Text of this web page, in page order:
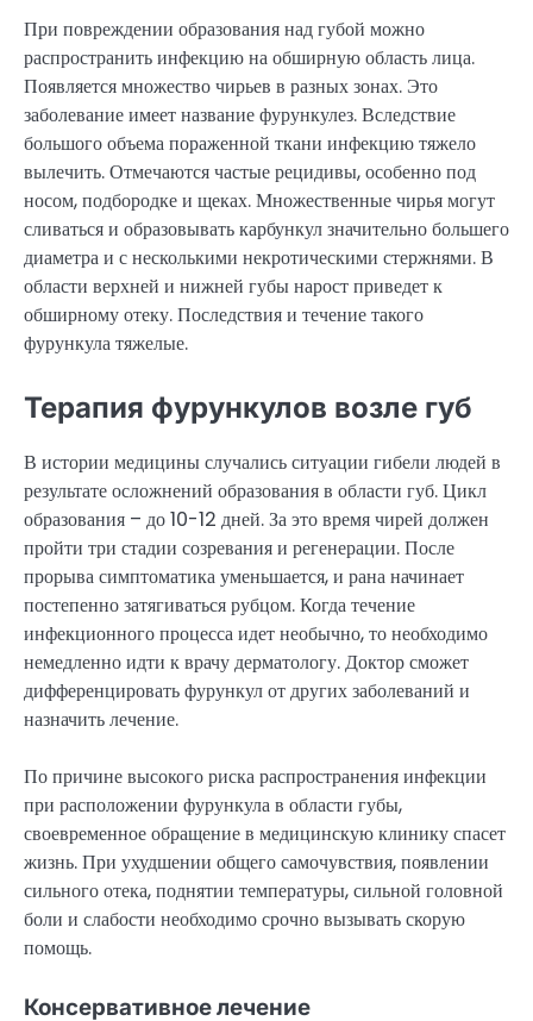
При повреждении образования над губой можно
распространить инфекцию на обширную область лица.
Появляется множество чирьев в разных зонах. Это
заболевание имеет название фурункулез. Вследствие
большого объема пораженной ткани инфекцию тяжело
вылечить. Отмечаются частые рецидивы, особенно под
носом, подбородке и щеках. Множественные чирья могут
сливаться и образовывать карбункул значительно большего
диаметра и с несколькими некротическими стержнями. В
области верхней и нижней губы нарост приведет к
обширному отеку. Последствия и течение такого
фурункула тяжелые.
Терапия фурункулов возле губ
В истории медицины случались ситуации гибели людей в
результате осложнений образования в области губ. Цикл
образования – до 10-12 дней. За это время чирей должен
пройти три стадии созревания и регенерации. После
прорыва симптоматика уменьшается, и рана начинает
постепенно затягиваться рубцом. Когда течение
инфекционного процесса идет необычно, то необходимо
немедленно идти к врачу дерматологу. Доктор сможет
дифференцировать фурункул от других заболеваний и
назначить лечение.
По причине высокого риска распространения инфекции
при расположении фурункула в области губы,
своевременное обращение в медицинскую клинику спасет
жизнь. При ухудшении общего самочувствия, появлении
сильного отека, поднятии температуры, сильной головной
боли и слабости необходимо срочно вызывать скорую
помощь.
Консервативное лечение